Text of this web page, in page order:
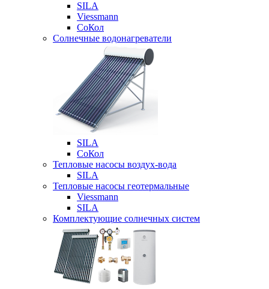
SILA
Viessmann
СоКол
Солнечные водонагреватели
SILA
СоКол
Тепловые насосы воздух-вода
SILA
Тепловые насосы геотермальные
Viessmann
SILA
Комплектующие солнечных систем